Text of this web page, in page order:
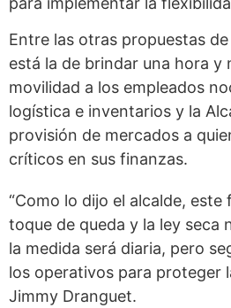
Entre las otras propuestas
está la de brindar una hora y
movilidad a los empleados
logística e inventarios y la
provisión de mercados a
críticos en sus finanzas.
“Como lo dijo el alcalde, este
toque de queda y la ley seca
la medida será diaria, pero
los operativos para proteger
Jimmy Dranguet.